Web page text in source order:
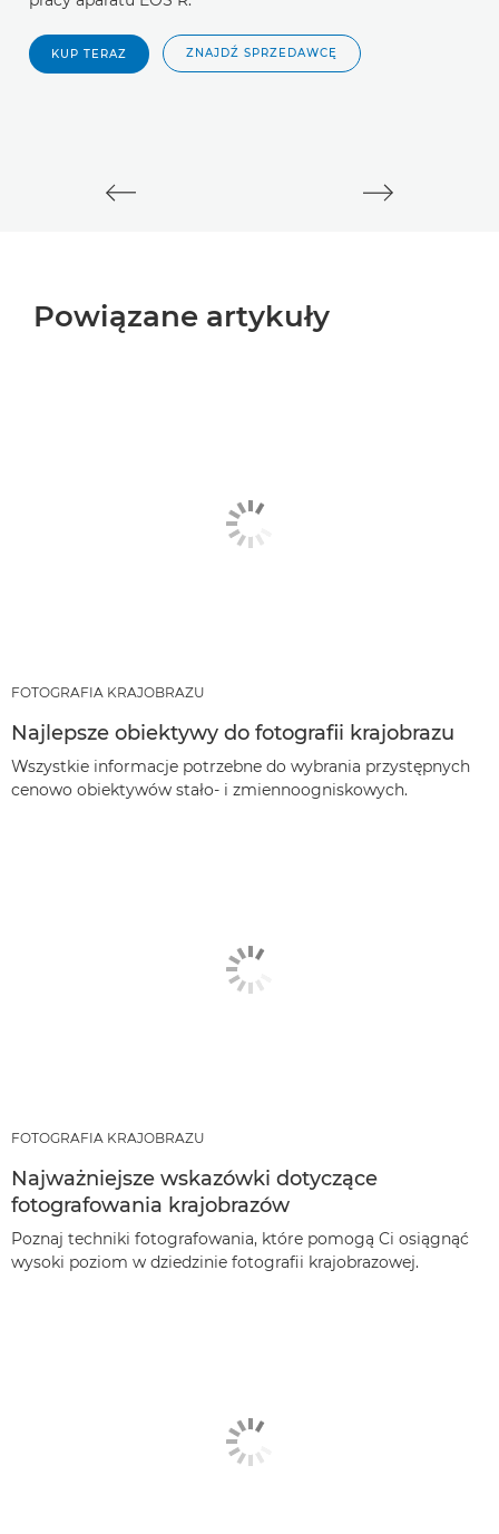
KUP TERAZ ZNAJDŹ SPRZEDAWCĘ
Powiązane artykuły
FOTOGRAFIA KRAJOBRAZU
Najlepsze obiektywy do fotografii krajobrazu
Wszystkie informacje potrzebne do wybrania przystępnych
cenowo obiektywów stało- i zmiennoogniskowych.
FOTOGRAFIA KRAJOBRAZU
Najważniejsze wskazówki dotyczące
fotografowania krajobrazów
Poznaj techniki fotografowania, które pomogą Ci osiągnąć
wysoki poziom w dziedzinie fotografii krajobrazowej.